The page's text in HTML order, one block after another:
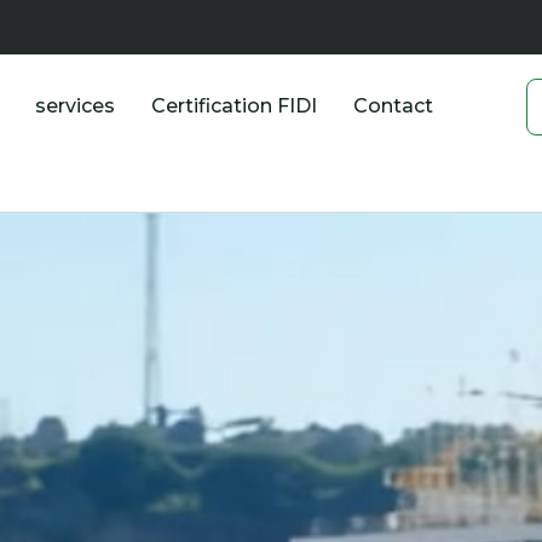
services Certification FIDI Contact